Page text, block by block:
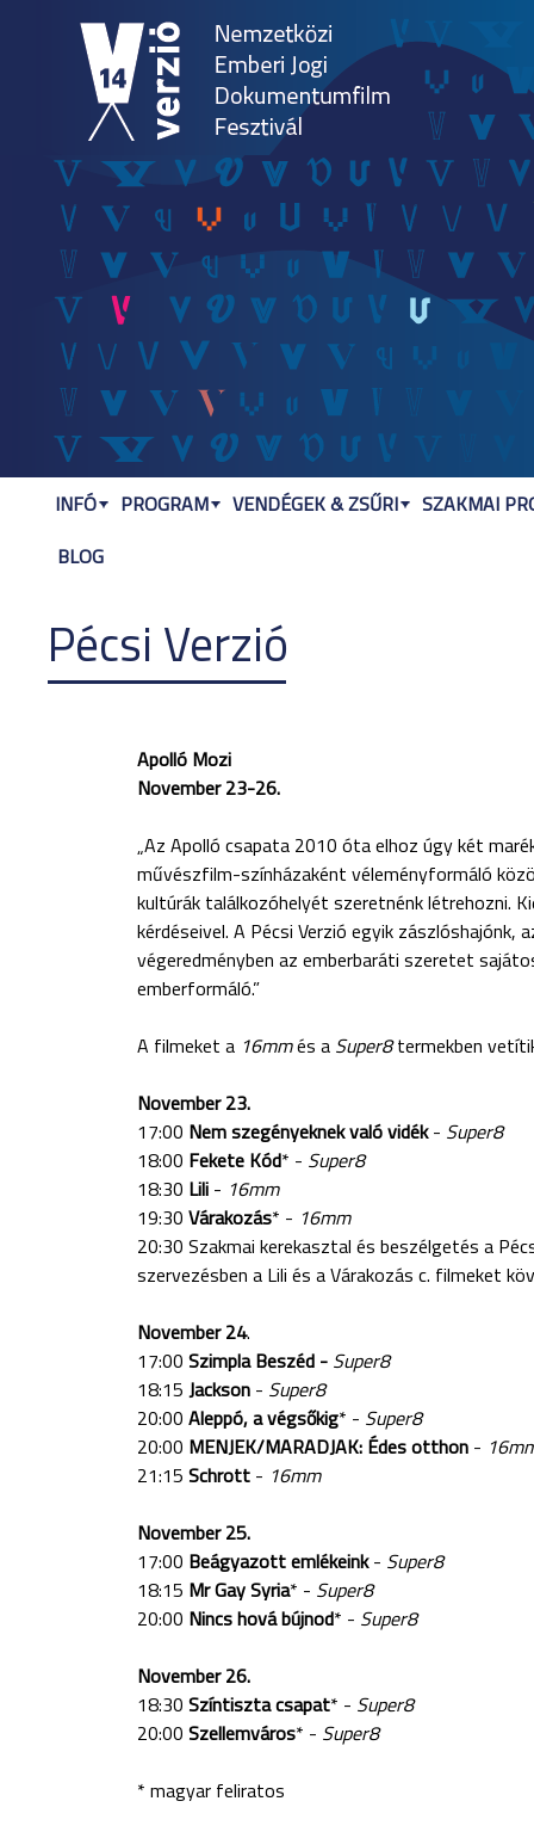
Pécsi Verzió
Apolló Mozi
November 23-26.
„Az Apolló csapata 2010 óta elhoz úgy két
művészfilm-színházaként véleményformáló
kultúrák találkozóhelyét szeretnénk létrehozni.
kérdéseivel. A Pécsi Verzió egyik
végeredményben az emberbaráti szeretet
emberformáló.”
A filmeket a 16mmés a Super8termekben
November 23.
17:00 Nem szegényeknek való vidék- Super8
18:00 Fekete Kód* - Super8
18:30 Lili - 16mm
19:30 Várakozás* - 16mm
20:30 Szakmai kerekasztal és beszélgetés a
szervezésben a Lili és a Várakozás c. filmeket
November 24.
17:00 Szimpla Beszéd - Super8
18:15 Jackson - Super8
20:00 Aleppó, a végsőkig* - Super8
20:00 MENJEK/MARADJAK: Édes otthon -
21:15 Schrott - 16mm
November 25.
17:00 Beágyazott emlékeink- Super8
18:15 Mr Gay Syria* - Super8
20:00 Nincs hová bújnod* - Super8
November 26.
18:30 Színtiszta csapat* - Super8
20:00 Szellemváros* - Super8
* magyar feliratos
INFÓ PROGRAM VENDÉGEK & ZSŰRI
SZAKMAI
BLOG